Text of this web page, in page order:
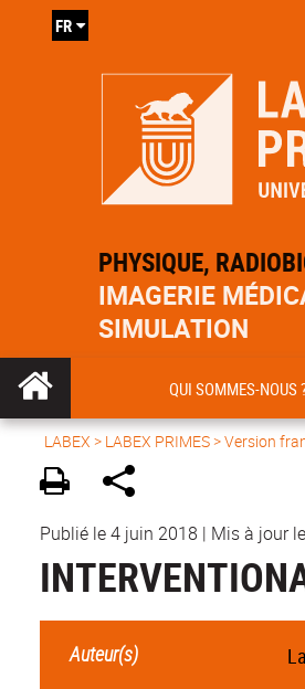
PHYSIQUE,
IMAGERIE
SIMULATION
FR
QUI SOMMES-NOUS
LABEX > LABEX PRIMES>Version
Publié le 4 juin 2018 | Mis à jour
Auteur(s)